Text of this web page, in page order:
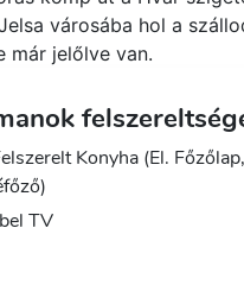
városába hol a
már jelőlve van.
Konyha (el.
TV